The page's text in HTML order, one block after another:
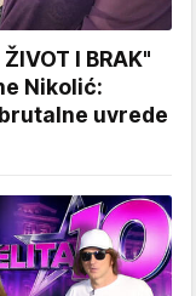
I BRAK"
Nikolić:
uvrede